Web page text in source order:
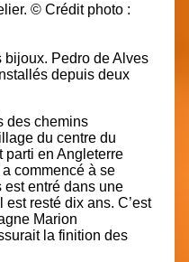
© Crédit photo :
bijoux. Pedro de Alves
depuis deux
des chemins
du centre du
parti en Angleterre
commencé à se
entré dans une
est resté dix ans. C’est
Marion
la finition des